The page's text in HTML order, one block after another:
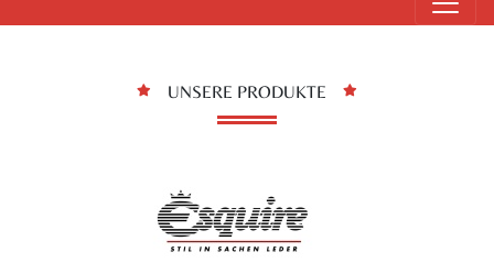
UNSERE PRODUKTE